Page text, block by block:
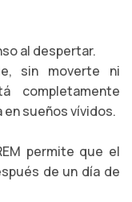
al despertar.
sin moverte ni
completamente
sueños vívidos.
permite que el
de un día de